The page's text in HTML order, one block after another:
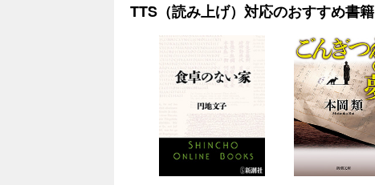
TTS（読み上げ）対応のおすすめ書籍